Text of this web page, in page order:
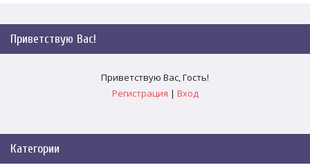
Приветствую Вас!
Приветствую Вас,Гость!
Регистрация | Вход
Категории